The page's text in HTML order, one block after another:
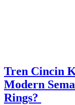
Tren Cincin
Modern
Rings?